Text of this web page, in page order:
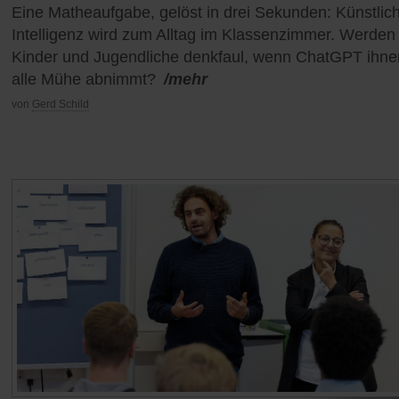
Eine Matheaufgabe, gelöst in drei Sekunden:
Intelligenz wird zum Alltag im Klassenzimmer. Werden
Kinder und Jugendliche denkfaul, wenn ChatGPT
alle Mühe abnimmt? /mehr
von Gerd Schild